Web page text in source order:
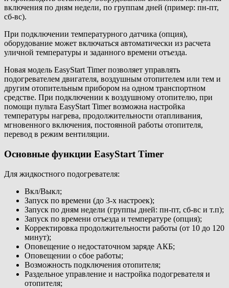
включения по дням недели, по группам дней (пример: пн-пт,
сб-вс).
При подключении температурного датчика (опция),
оборудование может включаться автоматически из расчета
уличной температуры и заданного времени отъезда.
Новая модель EasyStart Timer позволяет управлять
подогревателем двигателя, воздушным отопителем или тем и
другим отопительным прибором на одном транспортном
средстве. При подключении к воздушному отопителю, при
помощи пульта EasyStart Timer возможна настройка
температуры нагрева, продолжительности отапливания,
мгновенного включения, постоянной работы отопителя,
перевод в режим вентиляции.
Основные функции EasyStart Timer
Для жидкостного подогревателя:
Вкл/Выкл;
Запуск по времени (до 3-х настроек);
Запуск по дням недели (группы дней: пн-пт, сб-вс и т.п);
Запуск по времени отъезда и температуре (опция);
Корректировка продолжительности работы (от 10 до 120
минут);
Оповещение о недостаточном заряде АКБ;
Оповещении о сбое работы;
Возможность подключения отопителя;
Раздельное управление и настройка подогревателя и
отопителя;